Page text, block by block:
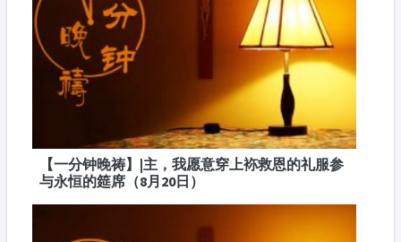
【一分钟晚祷】|主，我愿意穿上袮救恩的礼服参
与永恒的筵席（8月20日）